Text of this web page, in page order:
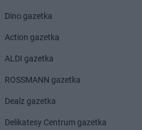
Dino gazetka
Action gazetka
ALDI gazetka
ROSSMANN gazetka
Dealz gazetka
Delikatesy Centrum gazetka